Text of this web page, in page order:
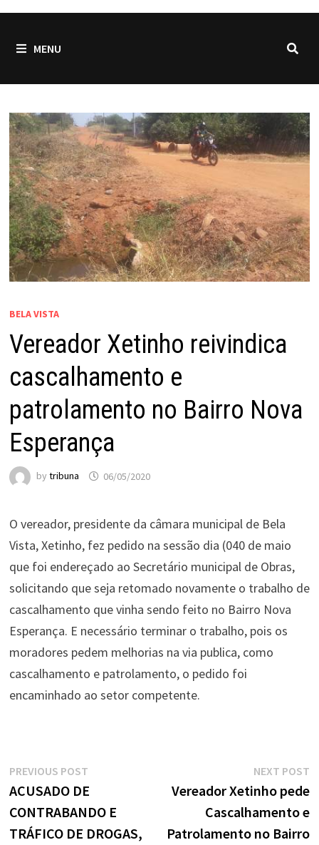
MENU
BELA VISTA
Vereador Xetinho reivindica
cascalhamento e
patrolamento no Bairro Nova
Esperança
by tribuna 06/05/2020
O vereador, presidente da câmara municipal de Bela
Vista, Xetinho, fez pedido na sessão dia (040 de maio
que foi endereçado ao Secretário municipal de Obras,
solicitando que seja retomado novamente o trabalho de
cascalhamento que vinha sendo feito no Bairro Nova
Esperança. E necessário terminar o trabalho, pois os
moradores pedem melhorias na via publica, como
cascalhamento e patrolamento, o pedido foi
encaminhado ao setor competente.
Navegação
de
Post
PREVIOUS POSTPrevious
post:
ACUSADO DE
CONTRABANDO E
TRÁFICO DE DROGAS,
NEXT POST
Vereador Xetinho pede
Cascalhamento e
Patrolamento no Bairro